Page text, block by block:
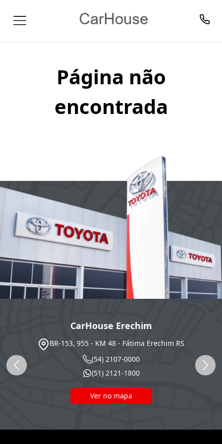
Página não
encontrada
CarHouse Erechim
BR-153, 955 - KM 48 - Fátima Erechim RS
(54) 2107-0000
(51) 2121-1800
Ver no mapa